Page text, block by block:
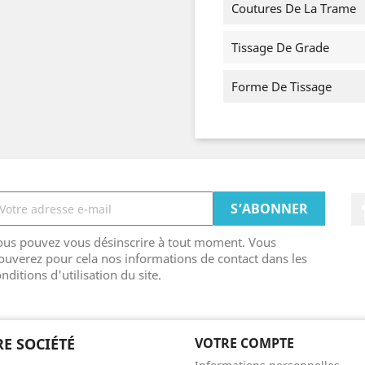
Coutures De La Trame
Tissage De Grade
Forme De Tissage
pouvez vous désinscrire à tout moment. Vous
pour cela nos informations de contact dans les
d'utilisation du site.
SOCIÉTÉ VOTRE COMPTE